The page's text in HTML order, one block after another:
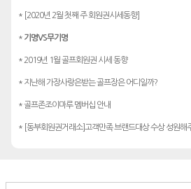
* [2020년 2월 첫째 주 회원권시세동향]
* 기명VS무기명
* 2019년 1월 골프회원권 시세 동향
* 지난해 가장사랑은받는 골프장은 어디일까?
* 골프존조이마루 멤버십 안내